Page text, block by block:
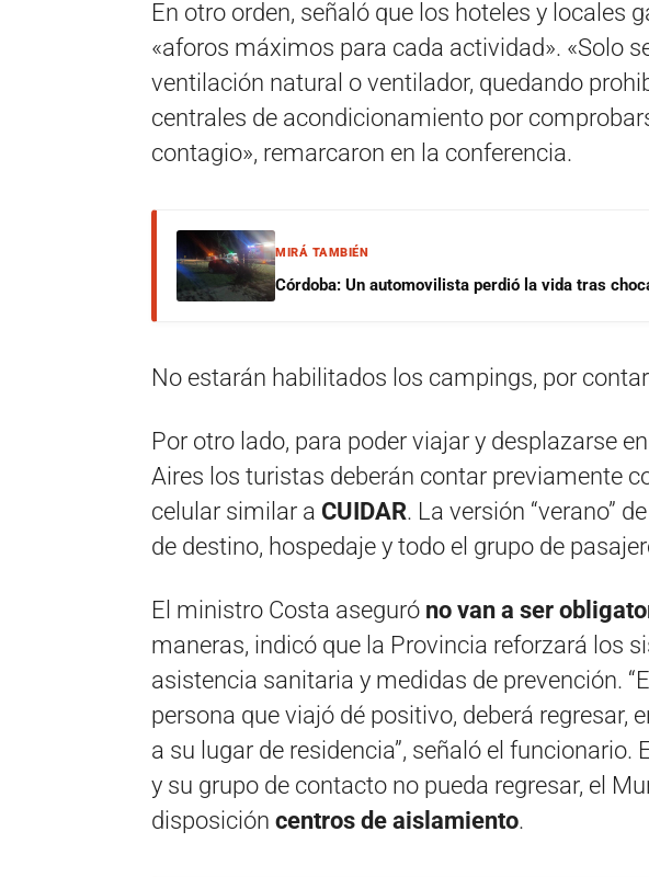
En otro orden, señaló que los hoteles y locales
«aforos máximos para cada actividad». «Solo
ventilación natural o ventilador, quedando
centrales de acondicionamiento por
contagio», remarcaron en la conferencia.
MIRÁ TAMBIÉN
Córdoba: Un automovilista perdió la vida tras
No estarán habilitados los campings, por
Por otro lado, para poder viajar y desplazarse
Aires los turistas deberán contar previamente
celular similar a CUIDAR. La versión “verano”
de destino, hospedaje y todo el grupo de
El ministro Costa aseguró no van a ser
maneras, indicó que la Provincia reforzará los
asistencia sanitaria y medidas de prevención.
persona que viajó dé positivo, deberá regresar,
a su lugar de residencia”, señaló el funcionario.
y su grupo de contacto no pueda regresar, el
disposición centros de aislamiento.